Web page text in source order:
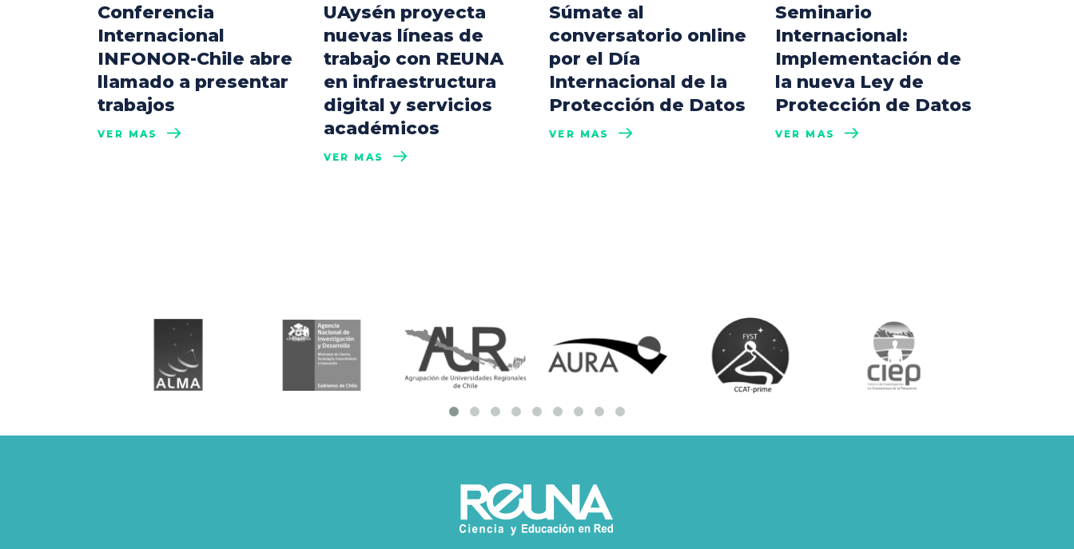
Conferencia
Internacional
INFONOR-Chile abre
llamado a presentar
trabajos
VER MÁS
UAysén proyecta
nuevas líneas de
trabajo con REUNA
en infraestructura
digital y servicios
académicos
VER MÁS
Súmate al
conversatorio online
por el Día
Internacional de la
Protección de Datos
VER MÁS
Seminario
Internacional:
Implementación de
la nueva Ley de
Protección de Datos
VER MÁS